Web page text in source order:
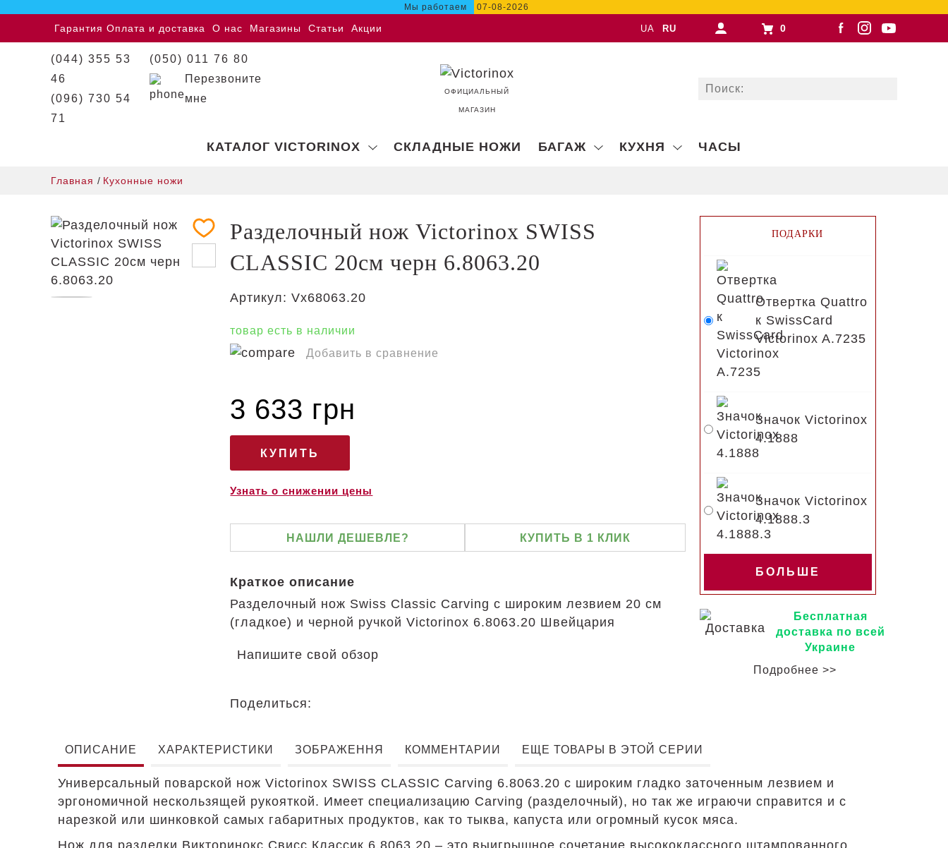
Мы работаем 07-08-2026
Гарантия Оплата и доставка О нас Магазины Статьи Акции UA RU 0
(044) 355 53
46
(096) 730 54
71
(050) 011 76 80
Перезвоните
мне
ОФИЦИАЛЬНЫЙ
МАГАЗИН
КАТАЛОГ VICTORINOX СКЛАДНЫЕ НОЖИ БАГАЖ КУХНЯ ЧАСЫ
Главная / Кухонные ножи
Разделочный нож Victorinox SWISS
CLASSIC 20см черн 6.8063.20
Артикул: Vx68063.20
товар есть в наличии
Добавить в сравнение
3 633 грн
Узнать о снижении цены
НАШЛИ ДЕШЕВЛЕ? КУПИТЬ В 1 КЛИК
Краткое описание
Разделочный нож Swiss Classic Carving с широким лезвием 20 см
(гладкое) и черной ручкой Victorinox 6.8063.20 Швейцария
Напишите свой обзор
Поделиться:
ПОДАРКИ
Отвертка Quattro
к SwissCard
Victorinox A.7235
Значок Victorinox
4.1888
Значок Victorinox
4.1888.3
БОЛЬШЕ
Бесплатная
доставка по всей
Украине
Подробнее >>
ОПИСАНИЕ ХАРАКТЕРИСТИКИ ЗОБРАЖЕННЯ КОММЕНТАРИИ ЕЩЕ ТОВАРЫ В ЭТОЙ СЕРИИ
Универсальный поварской нож Victorinox SWISS CLASSIC Carving 6.8063.20 с широким гладко заточенным лезвием и
эргономичной нескользящей рукояткой. Имеет специализацию Carving (разделочный), но так же играючи справится и с
нарезкой или шинковкой самых габаритных продуктов, как то тыква, капуста или огромный кусок мяса.
Нож для разделки Викторинокс Свисс Классик 6.8063.20 – это выигрышное сочетание высококлассного штампованного